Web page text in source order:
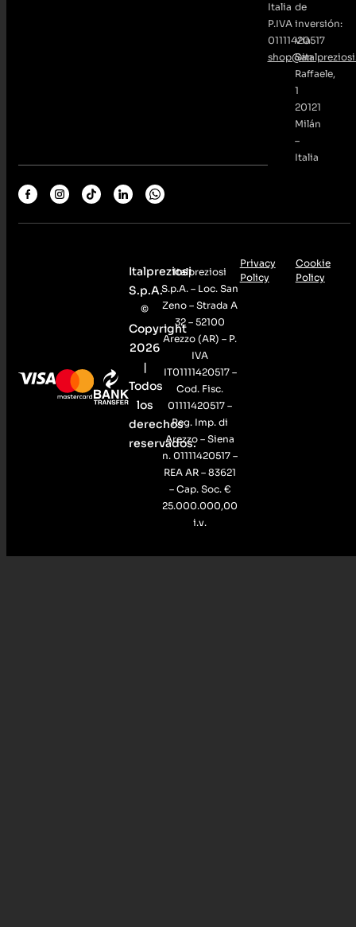
Italia
P.IVA
01111420517
de
inversión:
Via
San
Raffaele,
1
20121
Milán
–
Italia
Italpreziosi
S.p.A.
©
Copyright
2026
|
Todos
los
derechos
reservados.
Italpreziosi
S.p.A. – Loc. San
Zeno – Strada A
32 – 52100
Arezzo (AR) – P.
IVA
IT01111420517 –
Cod. Fisc.
01111420517 –
Reg. Imp. di
Arezzo – Siena
n. 01111420517 –
REA AR – 83621
– Cap. Soc. €
25.000.000,00
i.v.
Privacy
Policy
Cookie
Policy